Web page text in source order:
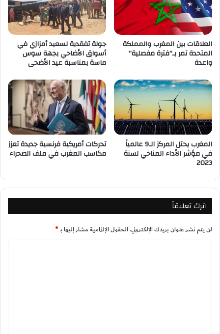
العلاقات بين المغرب والمملكة
المتحدة تمر بـ”فترة مفصلية”
واعدة
جولة تفقدية لسعيد أمزازي في
أسواق الأضاحي بجهة سوس
ماسة بمناسبة عيد الأضحى
المغرب يحتل المركز الـ9 عالمياً
في مؤشر الأداء المناخي لسنة
2023
تحركات أمريكية فرنسية جديدة تعزز
مكاسب المغرب في ملف الصحراء
اترك تعليقاً
لن يتم نشر عنوان بريدك الإلكتروني.الحقول الإلزامية مشار إليها بـ*